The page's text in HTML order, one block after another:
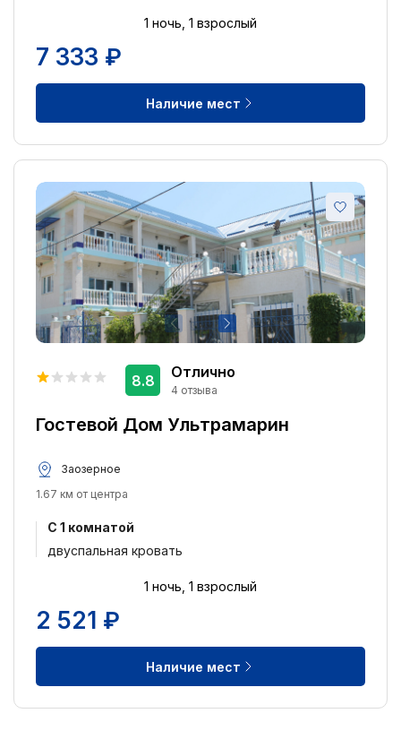
1 ночь, 1 взрослый
7 333 ₽
Наличие мест
Гостевой Дом Ультрамарин
Отлично
4 отзыва
8.8
Заозерное
1.67 км от центра
C 1 комнатой
двуспальная кровать
1 ночь, 1 взрослый
2 521 ₽
Наличие мест